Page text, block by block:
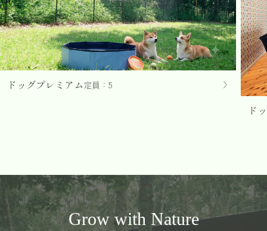
ドッグプレミアム定員：5
ド
Grow with Nature